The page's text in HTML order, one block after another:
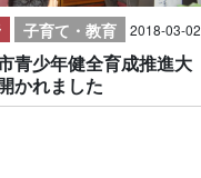
子育て・教育 2018-03-02
青少年健全育成推進大
かれました